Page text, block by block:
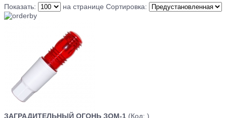
Показать: на странице Сортировка:
ЗАГРАДИТЕЛЬНЫЙ ОГОНЬ ЗОМ-1 (Код: )